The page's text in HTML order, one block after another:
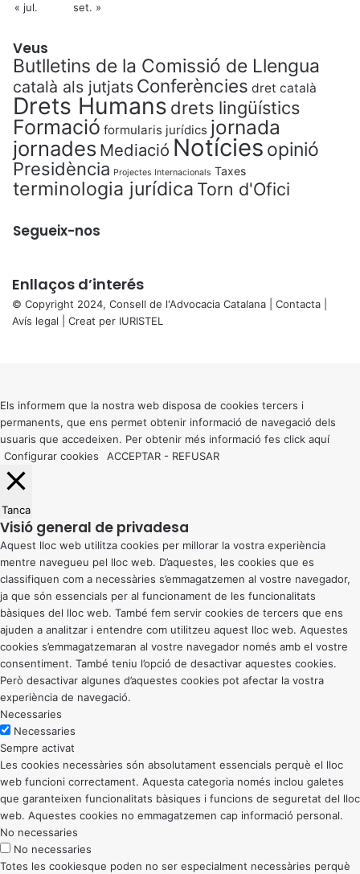
« jul.
set. »
Veus
Butlletins de la Comissió de Llengua
català als jutjats Conferències dret català
Drets Humans drets lingüístics
Formació formularis jurídics jornada
jornades Mediació Notícies opinió
Presidència Projectes Internacionals Taxes
terminologia jurídica Torn d'Ofici
Segueix-nos
Enllaços d’interés
© Copyright 2024, Consell de l'Advocacia Catalana | Contacta
Avís legal | Creat per IURISTEL
button
Els informem que la nostra web disposa de cookies tercers i
permanents, que ens permet obtenir informació de navegació dels
usuaris que accedeixen. Per obtenir més informació fes click aquí
Configurar cookies
ACCEPTAR - REFUSAR
Tanca
Visió general de privadesa
Aquest lloc web utilitza cookies per millorar la vostra experiència
mentre navegueu pel lloc web. D’aquestes, les cookies que es
classifiquen com a necessàries s’emmagatzemen al vostre navegador,
ja que són essencials per al funcionament de les funcionalitats
bàsiques del lloc web. També fem servir cookies de tercers que ens
ajuden a analitzar i entendre com utilitzeu aquest lloc web. Aquestes
cookies s’emmagatzemaran al vostre navegador només amb el vostre
consentiment. També teniu l’opció de desactivar aquestes cookies.
Però desactivar algunes d’aquestes cookies pot afectar la vostra
experiència de navegació.
Necessaries
Necessaries
Sempre activat
Les cookies necessàries són absolutament essencials perquè el lloc
web funcioni correctament. Aquesta categoria només inclou galetes
que garanteixen funcionalitats bàsiques i funcions de seguretat del lloc
web. Aquestes cookies no emmagatzemen cap informació personal.
No necessaries
No necessaries
Totes les cookiesque poden no ser especialment necessàries perquè